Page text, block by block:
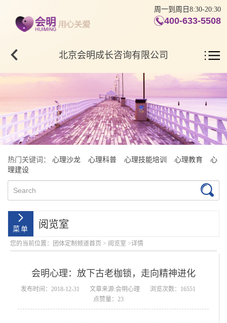
周一到周日8:30-20:30
400-633-5508
北京会明成长咨询有限公司
热门关键词： 心理沙龙 心理科普 心理技能培训 心理教育
心
理建设
阅览室
您的当前位置： 团体定制频道首页 > 阅览室 >详情
会明心理：放下古老枷锁，走向精神进化
发布时间：2018-12-31 文章来源:会明心理
浏览次数：16551
点赞量：23